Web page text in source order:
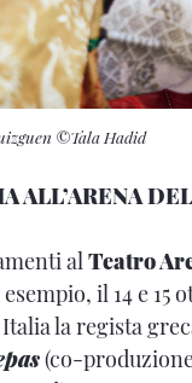
©Tala Hadid
ALL’ARENA
alTeatro
il 14 e 15
la regista
(co-